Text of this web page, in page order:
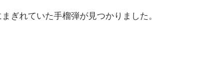
ぎれていた手榴弾が見つかりました。